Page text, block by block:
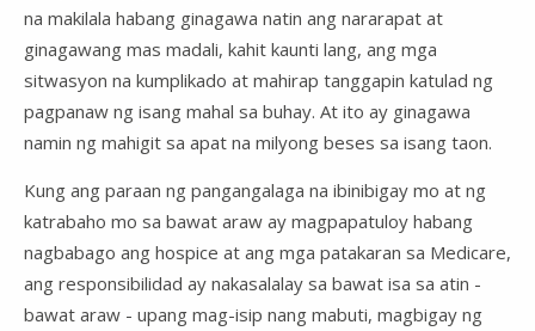
na makilala habang ginagawa natin ang nararapat at
ginagawang mas madali, kahit kaunti lang, ang mga
sitwasyon na kumplikado at mahirap tanggapin katulad ng
pagpanaw ng isang mahal sa buhay. At ito ay ginagawa
namin ng mahigit sa apat na milyong beses sa isang taon.
Kung ang paraan ng pangangalaga na ibinibigay mo at ng
katrabaho mo sa bawat araw ay magpapatuloy habang
nagbabago ang hospice at ang mga patakaran sa Medicare,
ang responsibilidad ay nakasalalay sa bawat isa sa atin -
bawat araw - upang mag-isip nang mabuti, magbigay ng